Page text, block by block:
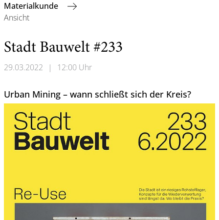
Materialkunde
Ansicht
Stadt Bauwelt #233
29.03.2022 | 12:00 Uhr
Urban Mining – wann schließt sich der Kreis?